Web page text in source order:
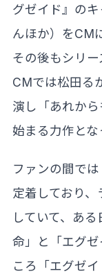
グゼイド』の
んほか）をCM
その後もシリ
CMでは松田る
演し「あれか
始まる力作とな
ファンの間で
定着しており
していて、あ
命」と「エグ
ころ「エグゼ